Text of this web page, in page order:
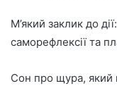
М’який заклик до
саморефлексії та
Сон про щура, який